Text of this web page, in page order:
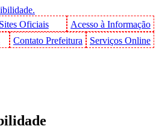
Sites Oficiais
Acesso à Informação
Contato Prefeitura Serviços Online